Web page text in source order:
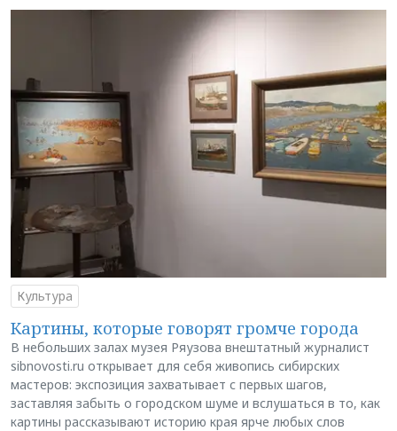
Культура
Картины, которые говорят громче города
В небольших залах музея Ряузова внештатный журналист
sibnovosti.ru открывает для себя живопись сибирских
мастеров: экспозиция захватывает с первых шагов,
заставляя забыть о городском шуме и вслушаться в то, как
картины рассказывают историю края ярче любых слов